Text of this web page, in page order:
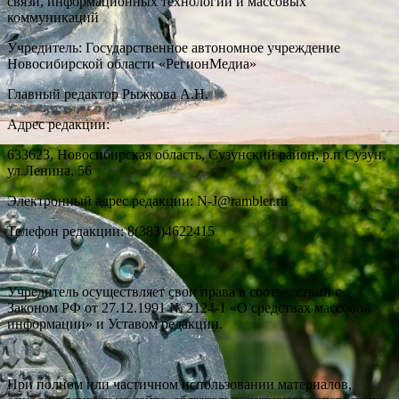
коммуникаций
Учредитель: Государственное автономное учреждение
Новосибирской области «РегионМедиа»
Главный редактор Рыжкова А.Н.
Адрес редакции:
633623, Новосибирская область, Сузунский район, р.п.Сузун,
ул.Ленина, 56
Электронный адрес редакции: N-J@rambler.ru
Телефон редакции: 8(383)4622415
Учредитель осуществляет свои права в соответствии с
Законом РФ от 27.12.1991 № 2124-1 «О средствах массовой
информации» и Уставом редакции.
При полном или частичном использовании материалов,